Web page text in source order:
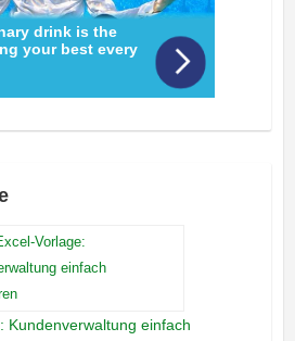
Kundenverwaltung einfach